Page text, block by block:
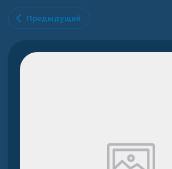
Предыдущий